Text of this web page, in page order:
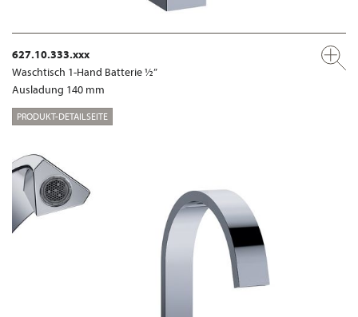
627.10.333.xxx
Waschtisch 1-Hand Batterie ½”
Ausladung 140 mm
PRODUKT-DETAILSEITE